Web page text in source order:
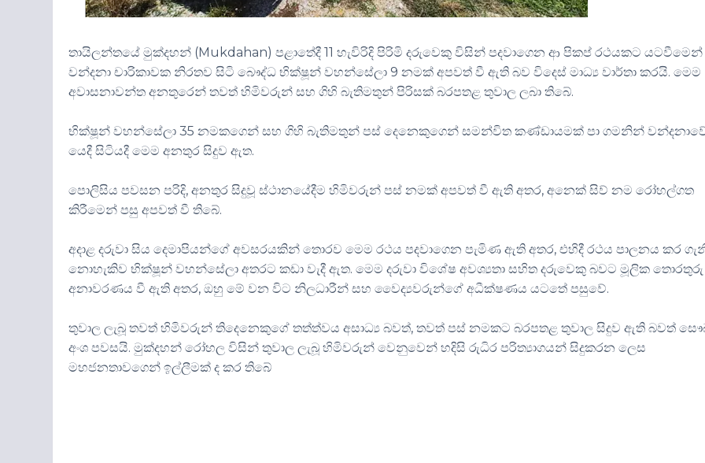
තායිලන්තයේ මුක්දහන් (Mukdahan) පළාතේදී 11 හැවිරිදි පිරිමි දරුවෙකු විසින් පදවාගෙන ආ පිකප් රථයකට යටවීමෙන්
වන්දනා චාරිකාවක නිරතව සිටි බෞද්ධ භික්ෂූන් වහන්සේලා 9 නමක් අපවත් වී ඇති බව විදෙස් මාධ්‍ය වාර්තා කරයි. මෙම
අවාසනාවන්ත අනතුරෙන් තවත් හිමිවරුන් සහ ගිහි බැතිමතුන් පිරිසක් බරපතළ තුවාල ලබා තිබේ.
භික්ෂූන් වහන්සේලා 35 නමකගෙන් සහ ගිහි බැතිමතුන් පස් දෙනෙකුගෙන් සමන්විත කණ්ඩායමක් පා ගමනින්
යෙදී සිටියදී මෙම අනතුර සිදුව ඇත.
පොලිසිය පවසන පරිදි, අනතුර සිදුවූ ස්ථානයේදීම හිමිවරුන් පස් නමක් අපවත් වී ඇති අතර, අනෙක් සිව් නම රෝහල්ගත
කිරීමෙන් පසු අපවත් වී තිබේ.
අදාළ දරුවා සිය දෙමාපියන්ගේ අවසරයකින් තොරව මෙම රථය පදවාගෙන පැමිණ ඇති අතර, එහිදී රථය පාලනය කර
නොහැකිව භික්ෂූන් වහන්සේලා අතරට කඩා වැදී ඇත. මෙම දරුවා විශේෂ අවශ්‍යතා සහිත දරුවෙකු බවට මූලික තොරතුරු
අනාවරණය වී ඇති අතර, ඔහු මේ වන විට නිලධාරීන් සහ වෛද්‍යවරුන්ගේ අධීක්ෂණය යටතේ පසුවේ.
තුවාල ලැබූ තවත් හිමිවරුන් තිදෙනෙකුගේ තත්ත්වය අසාධ්‍ය බවත්, තවත් පස් නමකට බරපතළ තුවාල සිදුව ඇති බවත්
අංශ පවසයි. මුක්දහන් රෝහල විසින් තුවාල ලැබූ හිමිවරුන් වෙනුවෙන් හදිසි රුධිර පරිත්‍යාගයන් සිදුකරන ලෙස
මහජනතාවගෙන් ඉල්ලීමක් ද කර තිබේ